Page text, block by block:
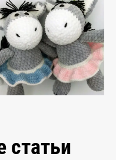
статьи